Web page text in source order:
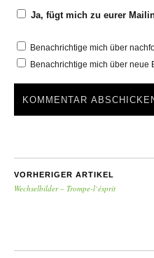
Ja, fügt mich zu eurer
Benachrichtige mich über
Benachrichtige mich über neue
VORHERIGER ARTIKEL
Wechselbilder – Trompe-l`ésprit